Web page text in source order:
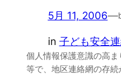
5月 11, 2006—
in 子ども安全
個人情報保護意識の高
等で、地区連絡網の存